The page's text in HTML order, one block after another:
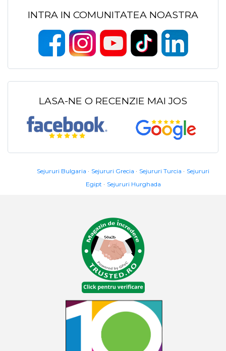
INTRA IN COMUNITATEA NOASTRA
LASA-NE O RECENZIE MAI JOS
Sejururi Bulgaria Sejururi Grecia Sejururi Turcia
Sejururi
Egipt
Sejururi Hurghada